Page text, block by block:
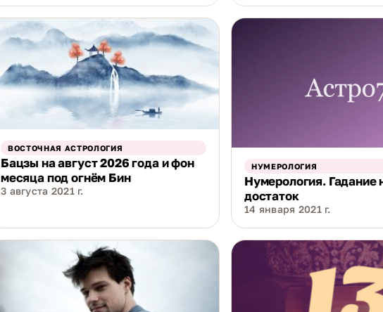
ВОСТОЧНАЯ АСТРОЛОГИЯ
Бацзы на август 2026 года и фон
месяца под огнём Бин
3 августа 2021 г.
НУМЕРОЛОГИЯ
Нумерология. Гадание
достаток
14 января 2021 г.